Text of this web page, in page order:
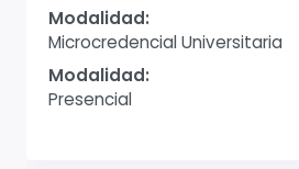
Modalidad:
Microcredencial Universitaria
Modalidad:
Presencial